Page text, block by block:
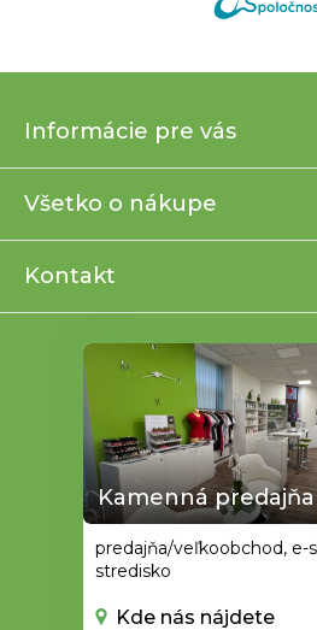
p
t
Informácie pre vás
Všetko o nákupe
Kontakt
Kamenná predajňa
predajňa/veľkoobchod, e-
stredisko
Kde nás nájdete